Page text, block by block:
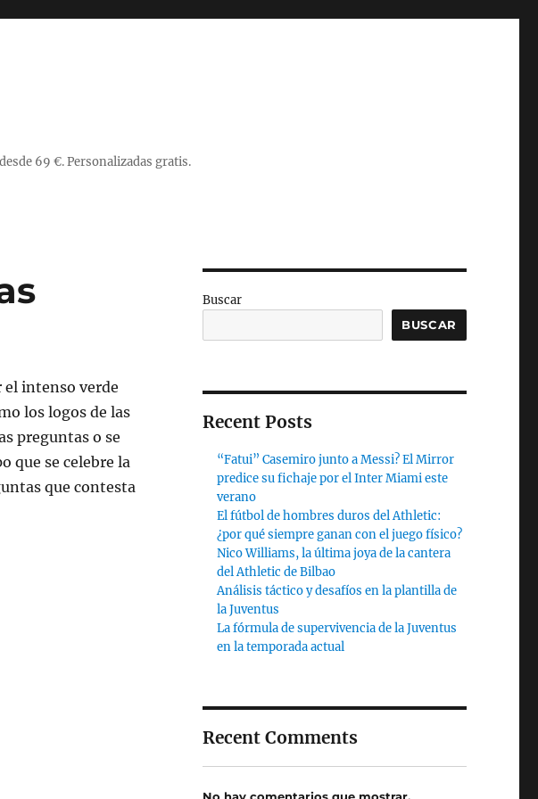
69 €. Personalizadas gratis.
el intenso verde
los logos de las
preguntas o se
que se celebre la
que contesta
Buscar
BUSCAR
Recent Posts
“Fatui” Casemiro junto a Messi? El Mirror
predice su fichaje por el Inter Miami este
verano
El fútbol de hombres duros del Athletic:
¿por qué siempre ganan con el juego físico?
Nico Williams, la última joya de la cantera
del Athletic de Bilbao
Análisis táctico y desafíos en la plantilla de
la Juventus
La fórmula de supervivencia de la Juventus
en la temporada actual
Recent Comments
No hay comentarios que mostrar.